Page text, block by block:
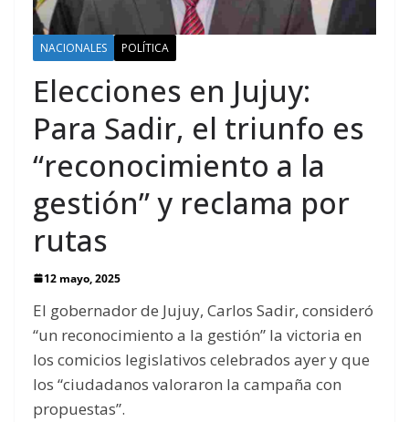
NACIONALES POLÍTICA
Elecciones en Jujuy:
Para Sadir, el triunfo es
“reconocimiento a la
gestión” y reclama por
rutas
12 mayo, 2025
El gobernador de Jujuy, Carlos Sadir, consideró
“un reconocimiento a la gestión” la victoria en
los comicios legislativos celebrados ayer y que
los “ciudadanos valoraron la campaña con
propuestas”.